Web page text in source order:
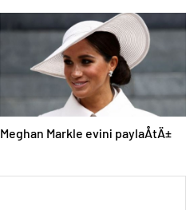
Meghan Markle evini paylaÅtÄ±